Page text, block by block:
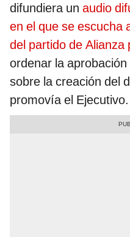
difundiera un audio
en el que se escucha
del partido de Alianza
ordenar la
sobre la creación del
promovía el Ejecutivo.